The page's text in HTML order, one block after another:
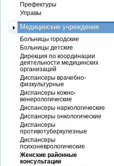
Префектуры
Управы
Медицинские учреждения
Больницы городские
Больницы детские
Дирекция по координации
деятельности медицинских
организаций
Диспансеры врачебно-
физкультурные
Диспансеры кожно-
венерологические
Диспансеры наркологические
Диспансеры онкологические
Диспансеры
противотуберкулезные
Диспансеры
психоневрологические
Женские районные
консультации